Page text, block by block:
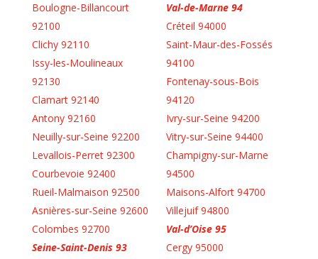
Boulogne-Billancourt
92100
Clichy 92110
Issy-les-Moulineaux
92130
Clamart 92140
Antony 92160
Neuilly-sur-Seine 92200
Levallois-Perret 92300
Courbevoie 92400
Rueil-Malmaison 92500
Asnières-sur-Seine 92600
Colombes 92700
Seine-Saint-Denis 93
Val-de-Marne 94
Créteil 94000
Saint-Maur-des-Fossés
94100
Fontenay-sous-Bois
94120
Ivry-sur-Seine 94200
Vitry-sur-Seine 94400
Champigny-sur-Marne
94500
Maisons-Alfort 94700
Villejuif 94800
Val-d’Oise 95
Cergy 95000